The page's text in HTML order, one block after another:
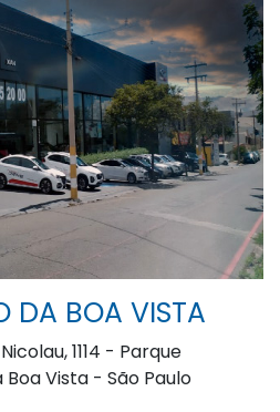
DA BOA VISTA
1114 - Parque
Vista - São Paulo